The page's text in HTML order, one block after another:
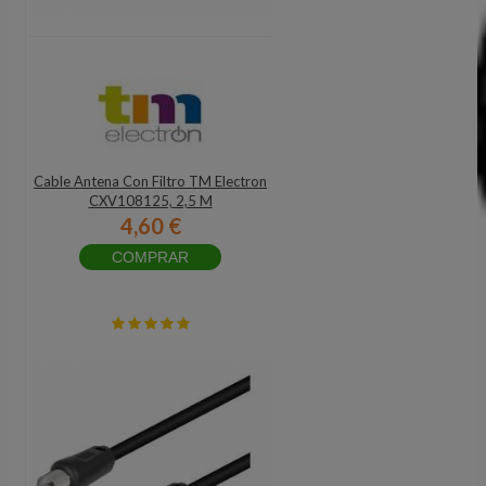
Cable Antena Con Filtro TM Electron
CXV108125, 2,5 M
4,60 €
COMPRAR